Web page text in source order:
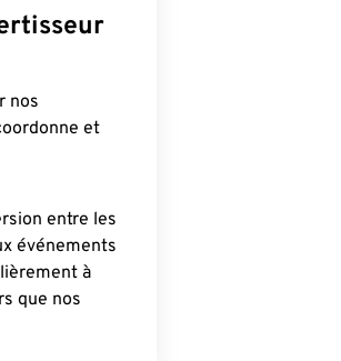
nos
et
entre les
événements
à
que nos